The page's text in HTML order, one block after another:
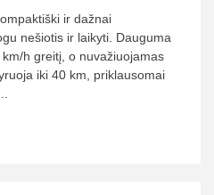
ir dažnai
nešiotis ir laikyti. Dauguma
h greitį, o nuvažiuojamas
iki 40 km, priklausomai